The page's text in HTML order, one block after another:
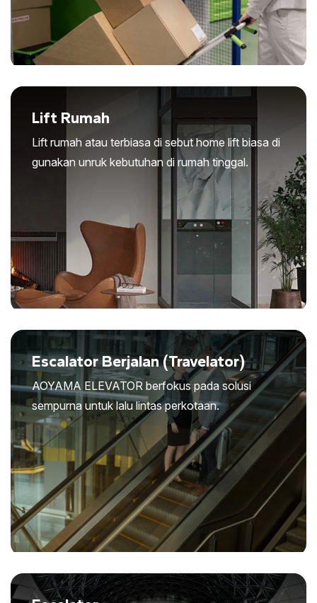
Lift Rumah
Lift rumah atau terbiasa di sebut home lift biasa di
gunakan unruk kebutuhan di rumah tinggal.
Escalator Berjalan (Travelator)
AOYAMA ELEVATOR berfokus pada solusi
sempurna untuk lalu lintas perkotaan.